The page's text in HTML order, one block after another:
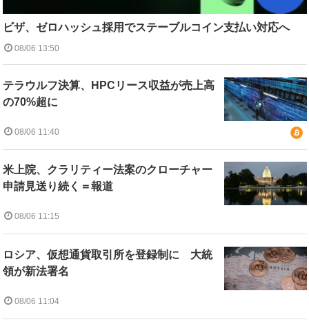
ビザ、ゼロハッシュ採用でステーブルコイン支払い対応へ
08/06 13:50
テラウルフ決算、HPCリース収益が売上高
の70%超に
08/06 11:40
米上院、クラリティー法案のクローチャー
申請見送り続く＝報道
08/06 11:15
ロシア、仮想通貨取引所を登録制に 大統
領が新法署名
08/06 11:04